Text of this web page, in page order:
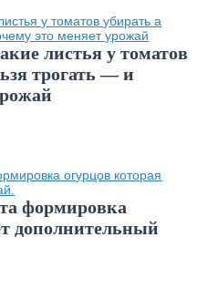
листья у томатов
трогать — и
формировка
дополнительный